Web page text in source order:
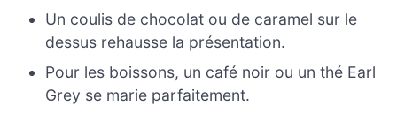
Un coulis de chocolat ou de caramel sur le
dessus rehausse la présentation.
Pour les boissons, un café noir ou un thé Earl
Grey se marie parfaitement.